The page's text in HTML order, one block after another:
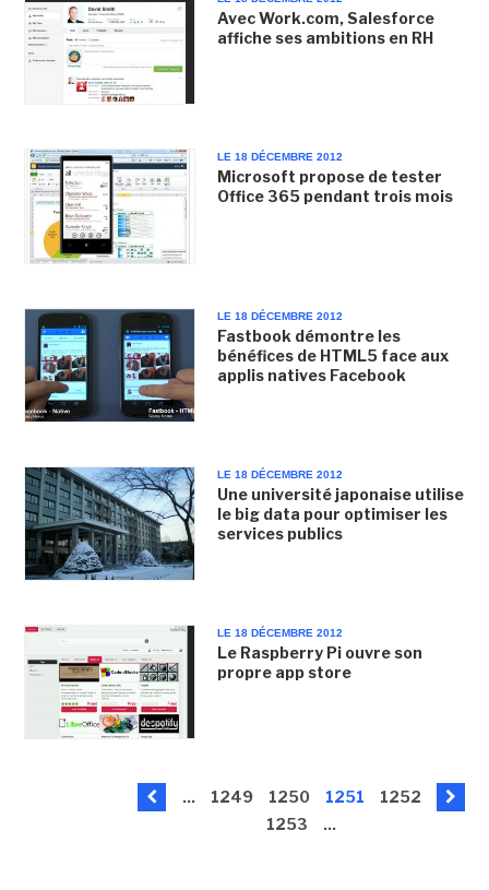
Avec Work.com, Salesforce
affiche ses ambitions en RH
LE 18 DÉCEMBRE 2012
Microsoft propose de tester
Office 365 pendant trois mois
LE 18 DÉCEMBRE 2012
Fastbook démontre les
bénéfices de HTML5 face aux
applis natives Facebook
LE 18 DÉCEMBRE 2012
Une université japonaise utilise
le big data pour optimiser les
services publics
LE 18 DÉCEMBRE 2012
Le Raspberry Pi ouvre son
propre app store
... 1249 1250 1251
1252
1253
...